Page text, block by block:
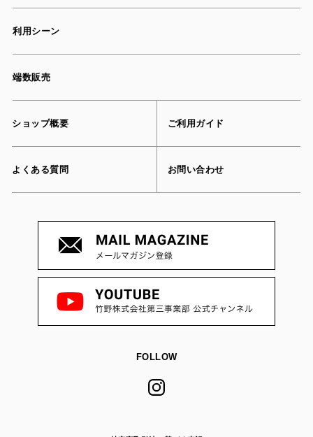
利用シーン
端数販売
ショップ概要 ご利用ガイド
よくある質問 お問い合わせ
FOLLOW